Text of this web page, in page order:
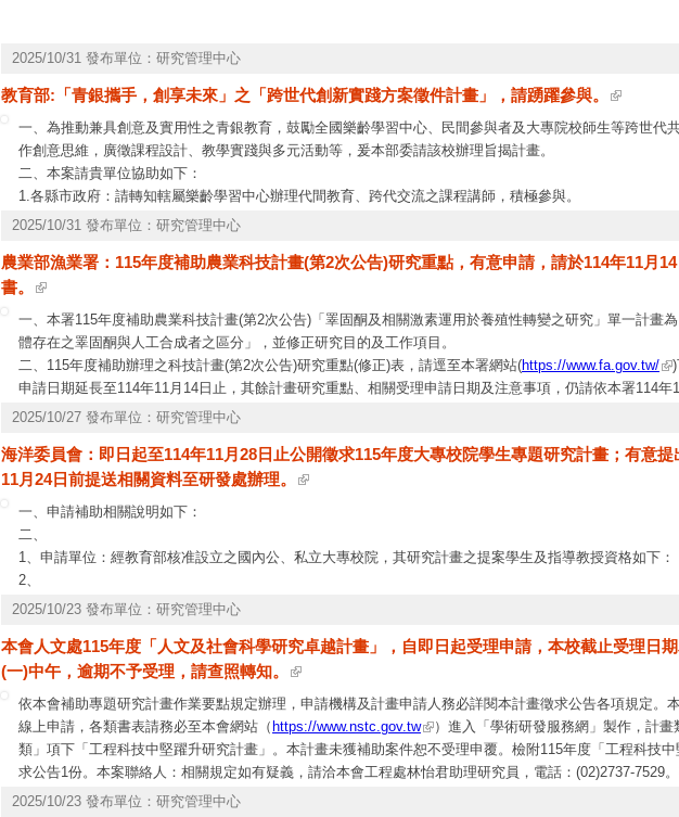
2025/10/31 發布單位：研究管理中心
教育部:「青銀攜手，創享未來」之「跨世代創新實踐方案徵件計畫」，請踴躍參與。
一、為推動兼具創意及實用性之青銀教育，鼓勵全國樂齡學習中心、民間參與者及大專院校師生等跨世代
作創意思維，廣徵課程設計、教學實踐與多元活動等，爰本部委請該校辦理旨揭計畫。
二、本案請貴單位協助如下：
1.各縣市政府：請轉知轄屬樂齡學習中心辦理代間教育、跨代交流之課程講師，積極參與。
2.大專校院：請辦理樂齡大學之學校，鼓勵代間學習、青銀共學之師生，積極參與；未辦理樂齡大學之學校
三、本案展延至114年11月5日截止收件，徵件相關報名方式及規範，詳如活動計畫，本案如有未盡事宜，
區輔導團」朱助理，電話：(05)2720411轉26105。電子郵件：
2025/10/31 發布單位：研究管理中心
農業部漁業署：115年度補助農業科技計畫(第2次公告)研究重點，有意申請，請於114年11月
書。
一、本署115年度補助農業科技計畫(第2次公告)「睪固酮及相關激素運用於養殖性轉變之研究」單一計畫
體存在之睪固酮與人工合成者之區分」，並修正研究目的及工作項目。
二、115年度補助辦理之科技計畫(第2次公告)研究重點(修正)表，請逕至本署網站(https://www.fa.gov.tw/
申請日期延長至114年11月14日止，其餘計畫研究重點、相關受理申請日期及注意事項，仍請依本署114年
1141513426號計畫徵求公告辦理。
2025/10/27 發布單位：研究管理中心
海洋委員會：即日起至114年11月28日止公開徵求115年度大專校院學生專題研究計畫；有意提
11月24日前提送相關資料至研發處辦理。
一、申請補助相關說明如下：
二、
1、申請單位：經教育部核准設立之國內公、私立大專校院，其研究計畫之提案學生及指導教授資格如下：
2、
(1)學生：公、私立大專校院在學學生（不含在職專班之碩士班或博士班），並獲得指導教授承諾指導研究推
(3)學生及指導教授除應符合前項第一及第二款資格外，其相互間不得有配偶或三親等以內血親、姻親之關
校。
3、補助經費項目：
4、
(1)研究助學金：每案補助提案學生新臺幣（以下同）5萬元。
(2)耗材、物品、圖書及雜項等費用：每案之申請金額不得逾5萬元，本會得視計畫性質與需求核定補助金額
(3)管理費：學校配合執行研究計畫所需之費用，由學校統籌支用，且不得違反政府相關規定。每案5,000元
5、補助研究標的：海洋相關專題研究計畫，符合本會本年度補（捐）助海洋研究活動重點議題相關範疇者
2025/10/23 發布單位：研究管理中心
本會人文處115年度「人文及社會科學研究卓越計畫」，自即日起受理申請，本校截止受理日期
(一)中午，逾期不予受理，請查照轉知。
依本會補助專題研究計畫作業要點規定辦理，申請機構及計畫申請人務必詳閱本計畫徵求公告各項規定。
線上申請，各類書表請務必至本會網站（ https://www.nstc.gov.tw
）進入「學術研發服務網」製作，計
類」項下「工程科技中堅躍升研究計畫」。本計畫未獲補助案件恕不受理申覆。檢附115年度「工程科技
求公告1份。本案聯絡人：相關規定如有疑義，請洽本會工程處林怡君助理研究員，電話：(02)2737-7529
請洽本會資訊系統服務專線，電話：0800-212-058，(02)2737-7590、7591、7592。
2025/10/23 發布單位：研究管理中心